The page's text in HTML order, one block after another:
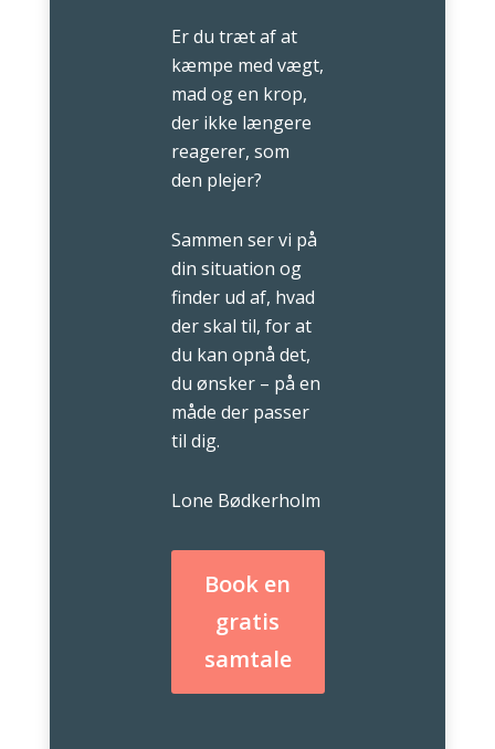
Er du træt af at
kæmpe med vægt,
mad og en krop,
der ikke længere
reagerer, som
den plejer?
Sammen ser vi på
din situation og
finder ud af, hvad
der skal til, for at
du kan opnå det,
du ønsker – på en
måde der passer
til dig.
Lone Bødkerholm
Book en
gratis
samtale